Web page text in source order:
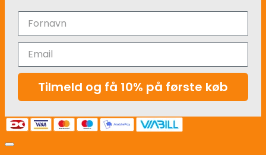
Tilmeld og få 10% på første køb